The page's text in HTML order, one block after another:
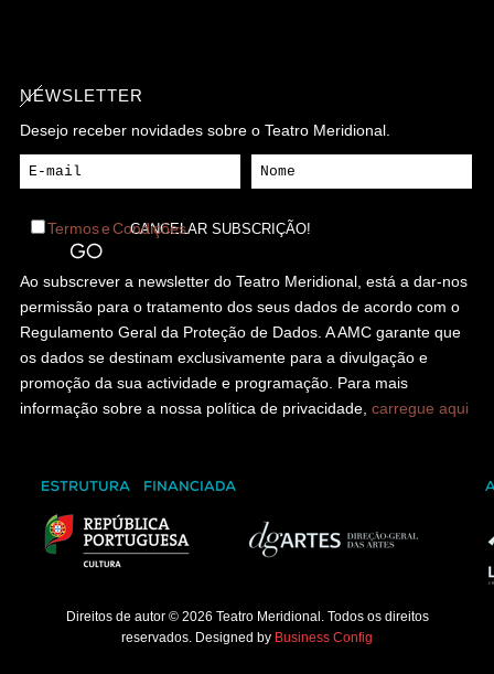
NEWSLETTER
Desejo receber novidades sobre o Teatro Meridional.
Termos e Condições
Ao subscrever a newsletter do Teatro Meridional, está a dar-nos
permissão para o tratamento dos seus dados de acordo com o
Regulamento Geral da Proteção de Dados. A AMC garante que
os dados se destinam exclusivamente para a divulgação e
promoção da sua actividade e programação. Para mais
informação sobre a nossa política de privacidade, carregue aqui
Direitos de autor © 2026 Teatro Meridional. Todos os direitos
reservados. Designed by Business Config